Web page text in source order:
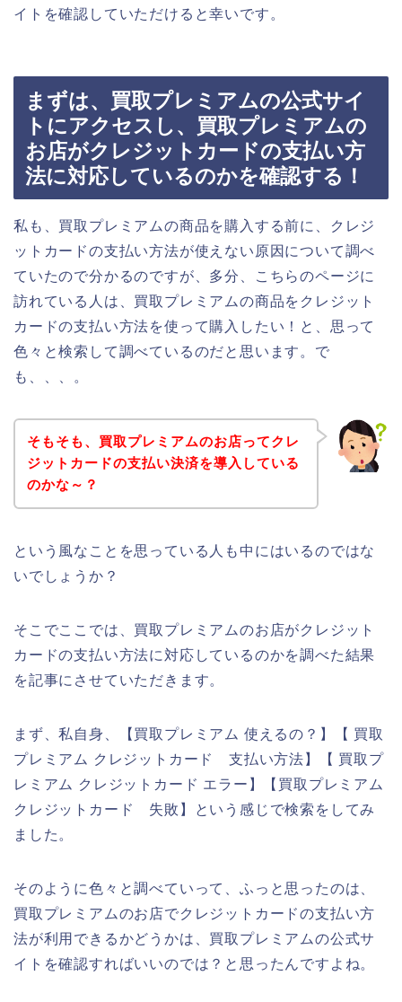
イトを確認していただけると幸いです。
まずは、買取プレミアムの公式サイ
トにアクセスし、買取プレミアムの
お店がクレジットカードの支払い方
法に対応しているのかを確認する！
私も、買取プレミアムの商品を購入する前に、クレジ
ットカードの支払い方法が使えない原因について調べ
ていたので分かるのですが、多分、こちらのページに
訪れている人は、買取プレミアムの商品をクレジット
カードの支払い方法を使って購入したい！と、思って
色々と検索して調べているのだと思います。で
も、、、。
そもそも、買取プレミアムのお店ってクレ
ジットカードの支払い決済を導入している
のかな～？
という風なことを思っている人も中にはいるのではな
いでしょうか？
そこでここでは、買取プレミアムのお店がクレジット
カードの支払い方法に対応しているのかを調べた結果
を記事にさせていただきます。
まず、私自身、【買取プレミアム 使えるの？】【 買取
プレミアム クレジットカード 支払い方法】【 買取プ
レミアム クレジットカード エラー】【買取プレミアム
クレジットカード 失敗】という感じで検索をしてみ
ました。
そのように色々と調べていって、ふっと思ったのは、
買取プレミアムのお店でクレジットカードの支払い方
法が利用できるかどうかは、買取プレミアムの公式サ
イトを確認すればいいのでは？と思ったんですよね。